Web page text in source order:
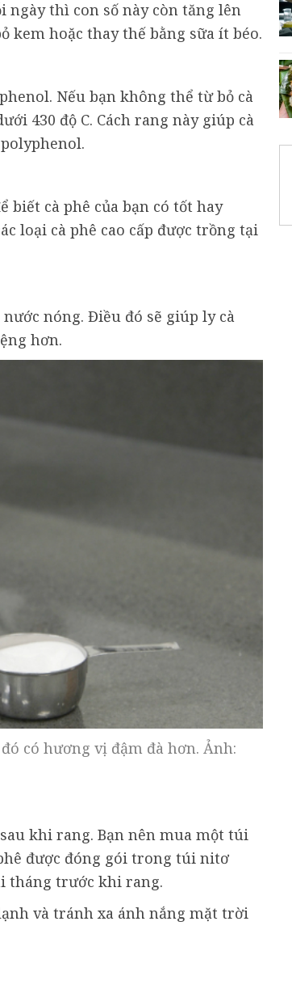
ngày thì con số này còn tăng lên
kem hoặc thay thế bằng sữa ít béo.
Nếu bạn không thể từ bỏ cà
430 độ C. Cách rang này giúp cà
biết cà phê của bạn có tốt hay
loại cà phê cao cấp được trồng tại
nóng. Điều đó sẽ giúp ly cà
hơn.
có hương vị đậm đà hơn. Ảnh:
khi rang. Bạn nên mua một túi
được đóng gói trong túi nitơ
tháng trước khi rang.
và tránh xa ánh nắng mặt trời